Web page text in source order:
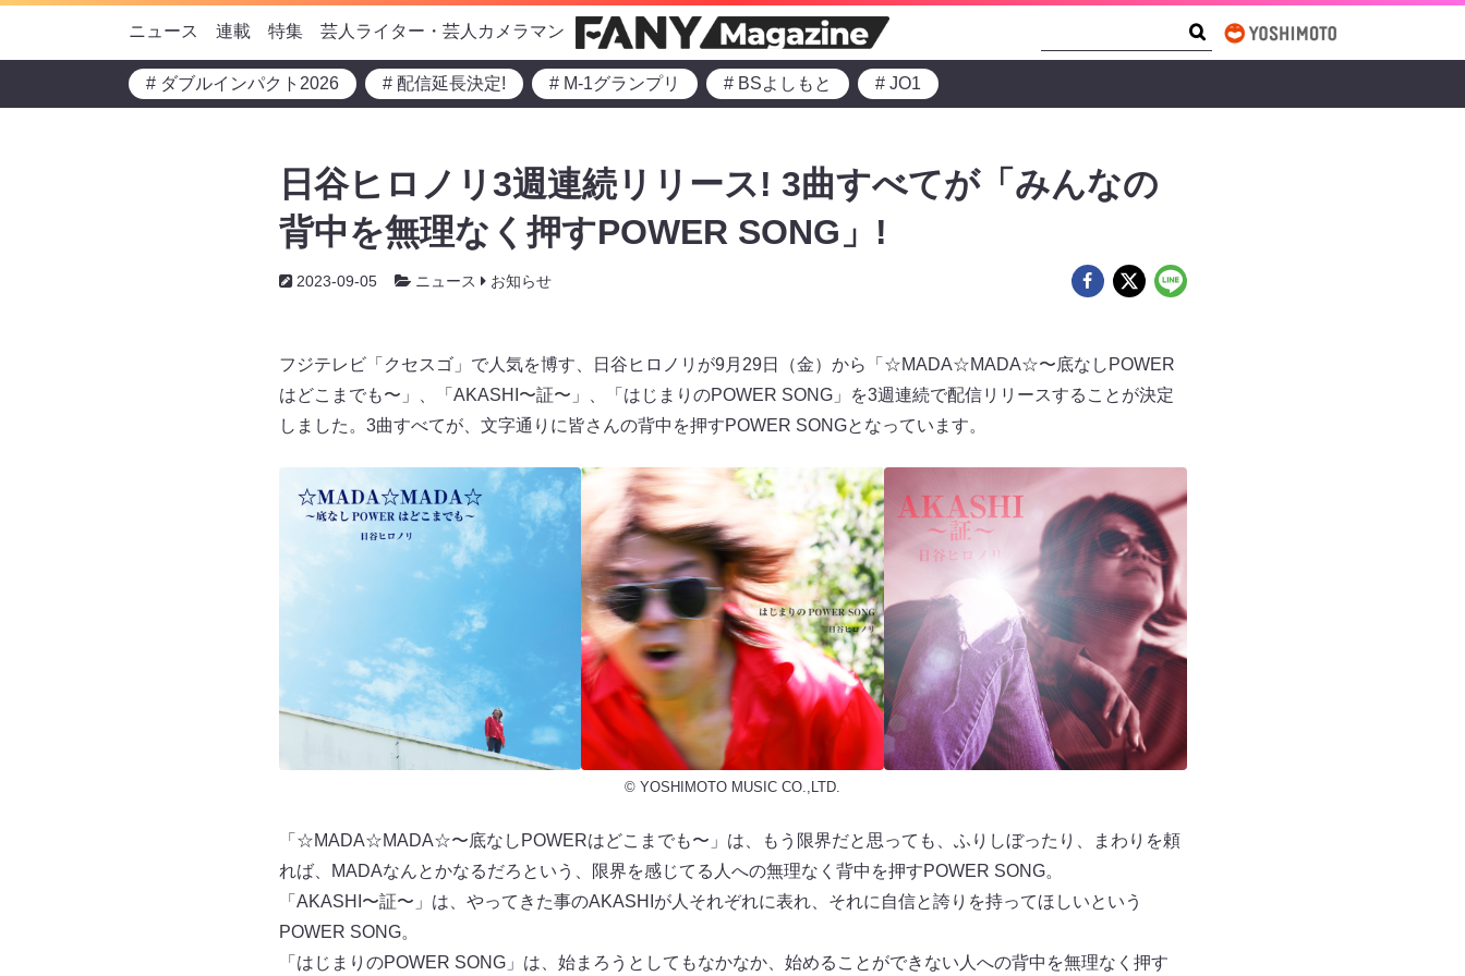
ニュース 連載 特集 芸人ライター・芸人カメラマン
# ダブルインパクト2026 # 配信延長決定! # M-1グランプリ # BSよしもと # JO1
日谷ヒロノリ3週連続リリース! 3曲すべてが「みんなの
背中を無理なく押すPOWER SONG」!
2023-09-05 ニュース お知らせ
フジテレビ「クセスゴ」で人気を博す、日谷ヒロノリが9月29日（金）から「☆MADA☆MADA☆〜底なしPOWER
はどこまでも〜」、「AKASHI〜証〜」、「はじまりのPOWER SONG」を3週連続で配信リリースすることが決定
しました。3曲すべてが、文字通りに皆さんの背中を押すPOWER SONGとなっています。
© YOSHIMOTO MUSIC CO.,LTD.
「☆MADA☆MADA☆〜底なしPOWERはどこまでも〜」は、もう限界だと思っても、ふりしぼったり、まわりを頼
れば、MADAなんとかなるだろという、限界を感じてる人への無理なく背中を押すPOWER SONG。
「AKASHI〜証〜」は、やってきた事のAKASHIが人それぞれに表れ、それに自信と誇りを持ってほしいという
POWER SONG。
「はじまりのPOWER SONG」は、始まろうとしてもなかなか、始めることができない人への背中を無理なく押す